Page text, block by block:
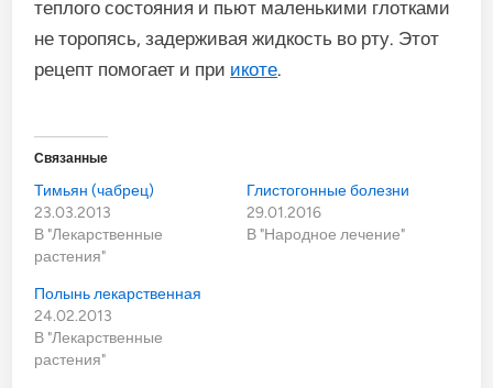
теплого состояния и пьют маленькими глотками
не торопясь, задерживая жидкость во рту. Этот
рецепт помогает и при икоте.
Связанные
Тимьян (чабрец)
23.03.2013
В "Лекарственные
растения"
Глистогонные болезни
29.01.2016
В "Народное лечение"
Полынь лекарственная
24.02.2013
В "Лекарственные
растения"